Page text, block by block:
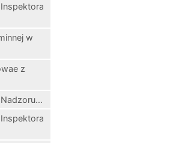
Inspektora
w
z
Nadzoru...
Inspektora